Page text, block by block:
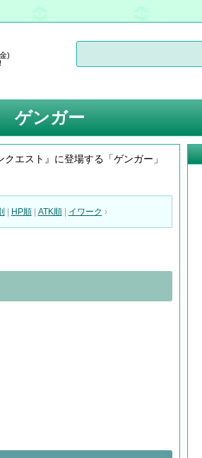
ゲンガー
エスト』に登場する「ゲンガー」
HP順| ATK順| イワーク ›
)